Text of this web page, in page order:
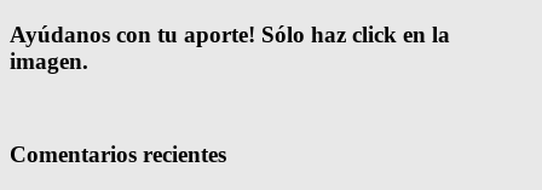
Ayúdanos con tu aporte! Sólo haz click en la
imagen.
Comentarios recientes